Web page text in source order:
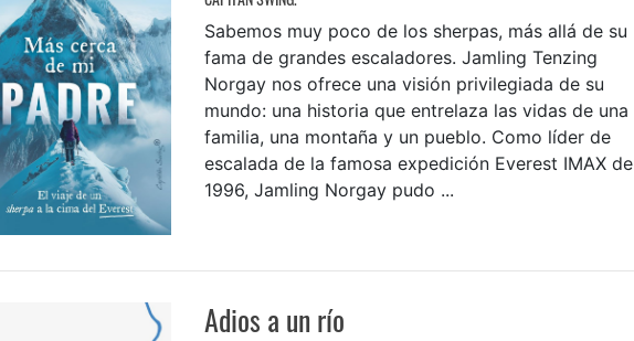
Sabemos muy poco de los sherpas, más allá de su
fama de grandes escaladores. Jamling Tenzing
Norgay nos ofrece una visión privilegiada de su
mundo: una historia que entrelaza las vidas de una
familia, una montaña y un pueblo. Como líder de
escalada de la famosa expedición Everest IMAX de
1996, Jamling Norgay pudo ...
Adios a un río